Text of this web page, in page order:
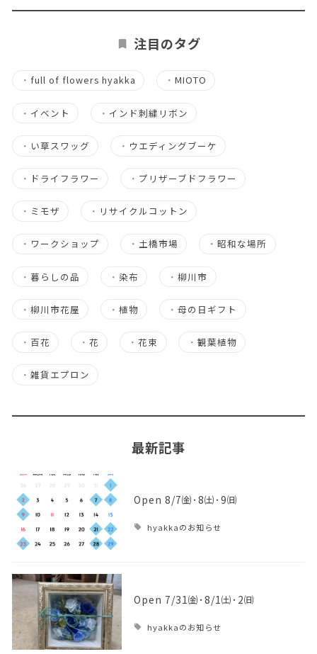
注目のタグ
・ full of flowers hyakka ・MIOTO
・ イベント ・ インド刺繍リボン
・ い草スワッグ ・ ウエディングブーケ
・ ドライフラワー ・ プリザーブドフラワー
・ ミモザ ・ リサイクルコットン
・ ワークショップ ・ 土橋市場 ・昭和な場所
・ 暮らしの品 ・ 染布 ・柳川市
・ 柳川市花屋 ・植物 ・母の日ギフト
・ 百花 ・花 ・花束 ・ 観葉植物
・ 雑貨エプロン
最新記事
Open 8/7㈮･8㈯･9㈰
hyakkaのお知らせ
Open 7/31㈮･8/1㈯･2㈰
hyakkaのお知らせ